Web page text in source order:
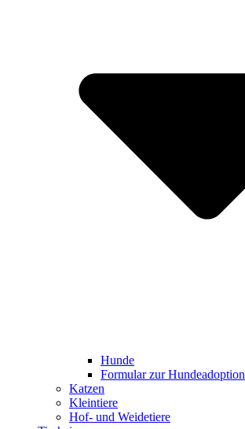
Hunde
Formular zur Hundeadoption
Katzen
Kleintiere
Hof- und Weidetiere